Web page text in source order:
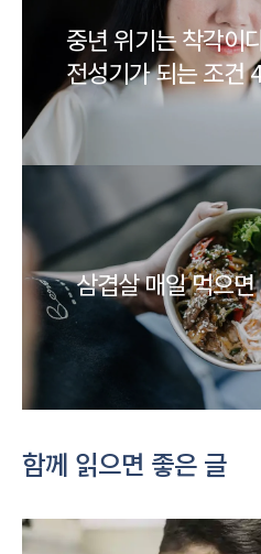
중년 위기는 착각이
전성기가 되는 조건
삼겹살 매일 먹으
함께 읽으면 좋은 글